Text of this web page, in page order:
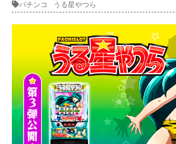
パチンコ
うる星やつら